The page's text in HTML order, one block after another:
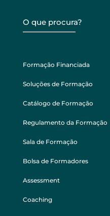
O que procura?
Formação Financiada
Soluções de Formação
Catálogo de Formação
Regulamento da Formação
Sala de Formação
Bolsa de Formadores
Assessment
Coaching